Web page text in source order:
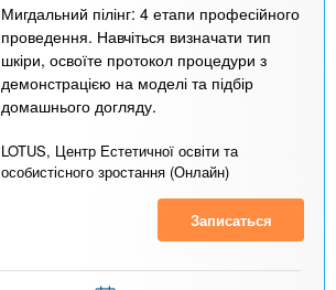
Мигдальний пілінг: 4 етапи професійного
проведення. Навчіться визначати тип
шкіри, освоїте протокол процедури з
демонстрацією на моделі та підбір
домашнього догляду.
LOTUS, Центр Естетичної освіти та
особистісного зростання (Онлайн)
Записаться